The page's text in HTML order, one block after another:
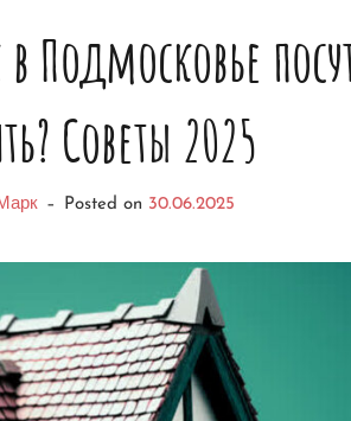
Подмосковье
Советы 2025
– Posted on 30.06.2025